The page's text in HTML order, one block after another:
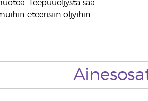
Teepuuöljystä saa
eteerisiin öljyihin